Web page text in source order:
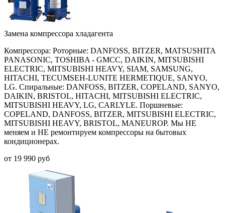
Замена компрессора хладагента
Компрессора: Роторные: DANFOSS, BITZER, MATSUSHITA
PANASONIC, TOSHIBA - GMCC, DAIKIN, MITSUBISHI
ELECTRIC, MITSUBISHI HEAVY, SIAM, SAMSUNG,
HITACHI, TECUMSEH-LUNITE HERMETIQUE, SANYO,
LG. Спиральные: DANFOSS, BITZER, COPELAND, SANYO,
DAIKIN, BRISTOL, HITACHI, MITSUBISHI ELECTRIC,
MITSUBISHI HEAVY, LG, CARLYLE. Поршневые:
COPELAND, DANFOSS, BITZER, MITSUBISHI ELECTRIC,
MITSUBISHI HEAVY, BRISTOL, MANEUROP. Мы НЕ
меняем и НЕ ремонтируем компрессоры на бытовых
кондиционерах.
от 19 990 руб